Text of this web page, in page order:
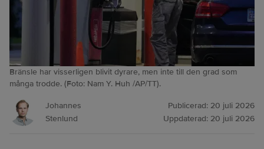
Bränsle har visserligen blivit dyrare, men inte till den grad som
många trodde. (Foto: Nam Y. Huh /AP/TT).
Johannes
Stenlund
Publicerad: 20 juli 2026
Uppdaterad: 20 juli 2026